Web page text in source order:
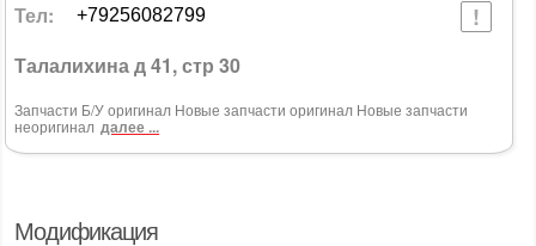
Модификация
Тел: +79256082799
Талалихина д 41, стр 30
Запчасти Б/У оригинал Новые запчасти оригинал Новые запчасти
неоригинал далее ...